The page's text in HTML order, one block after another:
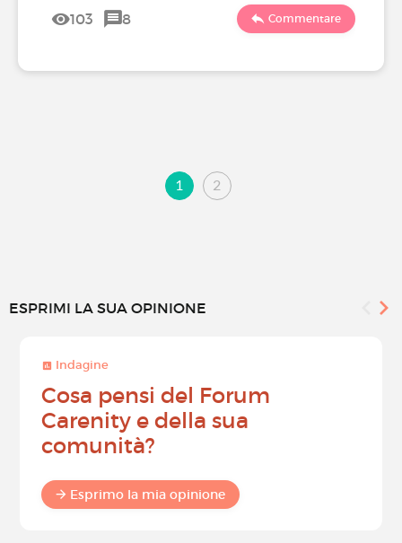
103 8 Commentare
1 2
ESPRIMI LA SUA OPINIONE
Indagine
Cosa pensi del Forum
Carenity e della sua
comunità?
Esprimo la mia opinione